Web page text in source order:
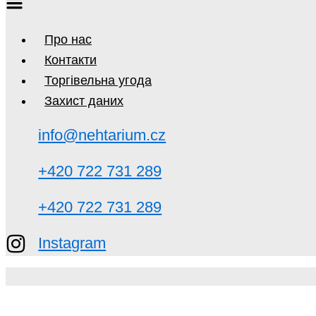
Про нас
Контакти
Торгівельна угода
Захист даних
info@nehtarium.cz
+420 722 731 289
+420 722 731 289
Instagram